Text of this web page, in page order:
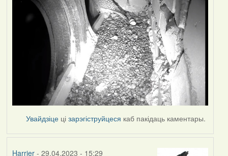
Увайдзіце цізарэгіструйцеся каб пакідаць каментары.
Harrier- 29.04.2023 - 15:29